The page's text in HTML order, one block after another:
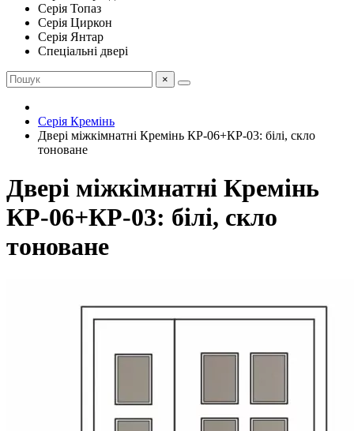
Серія Топаз
Серія Циркон
Серія Янтар
Спеціальні двері
×
Серія Кремінь
Двері міжкімнатні Кремінь КР-06+КР-03: білі, скло
тоноване
Двері міжкімнатні Кремінь
КР-06+КР-03: білі, скло
тоноване